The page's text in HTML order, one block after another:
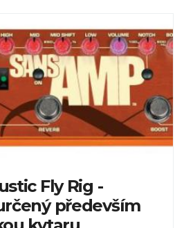
Fly Rig -
především